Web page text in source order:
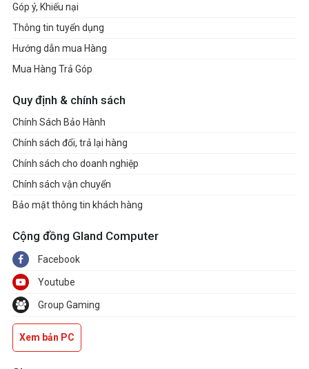
Góp ý, Khiếu nại
Thông tin tuyển dụng
Hướng dẫn mua Hàng
Mua Hàng Trả Góp
Quy định & chính sách
Chính Sách Bảo Hành
Chính sách đổi, trả lại hàng
Chính sách cho doanh nghiệp
Chính sách vận chuyển
Bảo mật thông tin khách hàng
Cộng đồng Gland Computer
Facebook
Youtube
Group Gaming
Xem bản PC